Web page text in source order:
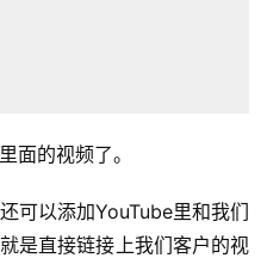
面的视频了。
可以添加YouTube里和我们
是直接链接上我们客户的视